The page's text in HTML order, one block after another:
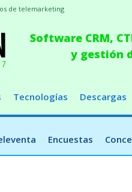
Software CRM,
y gestión
Tecnologías Descargas
Encuestas
de telemarketing